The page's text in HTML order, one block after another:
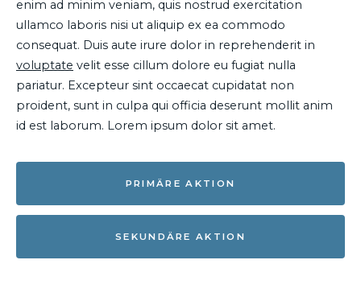
enim ad minim veniam, quis nostrud exercitation
ullamco laboris nisi ut aliquip ex ea commodo
consequat. Duis aute irure dolor in reprehenderit in
voluptate velit esse cillum dolore eu fugiat nulla
pariatur. Excepteur sint occaecat cupidatat non
proident, sunt in culpa qui officia deserunt mollit anim
id est laborum. Lorem ipsum dolor sit amet.
PRIMÄRE AKTION
SEKUNDÄRE AKTION